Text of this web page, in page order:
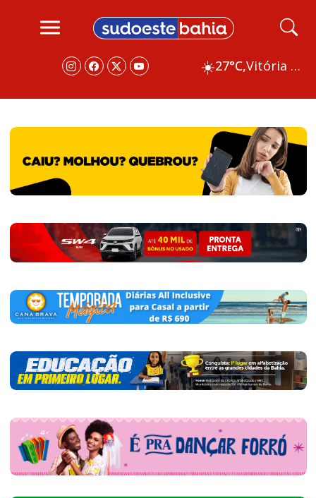
☀️27°C, Vitória da Conquista